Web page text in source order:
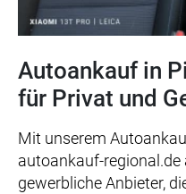
Autoankauf in
für Privat und
Mit unserem
autoankauf-
gewerbliche Anbieter,